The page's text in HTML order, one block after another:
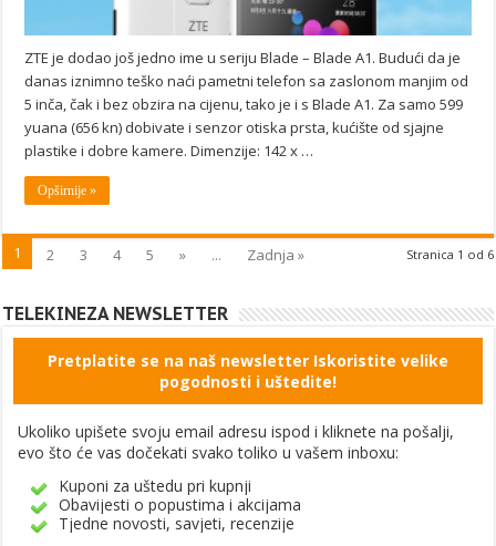
ZTE je dodao još jedno ime u seriju Blade – Blade A1. Budući da je
danas iznimno teško naći pametni telefon sa zaslonom manjim od
5 inča, čak i bez obzira na cijenu, tako je i s Blade A1. Za samo 599
yuana (656 kn) dobivate i senzor otiska prsta, kućište od sjajne
plastike i dobre kamere. Dimenzije: 142 x …
Opširnije »
Stranica 1 od 6
1 2 3 4 5 » ... Zadnja »
TELEKINEZA NEWSLETTER
Pretplatite se na naš newsletter Iskoristite velike
pogodnosti i uštedite!
Ukoliko upišete svoju email adresu ispod i kliknete na pošalji,
evo što će vas dočekati svako toliko u vašem inboxu:
Kuponi za uštedu pri kupnji
Obavijesti o popustima i akcijama
Tjedne novosti, savjeti, recenzije